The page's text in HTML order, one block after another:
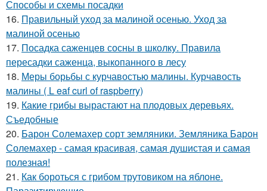
Способы и схемы посадки
16. Правильный уход за малиной осенью. Уход за
малиной осенью
17. Посадка саженцев сосны в школку. Правила
пересадки саженца, выкопанного в лесу
18. Меры борьбы с курчавостью малины. Курчавость
малины ( L eaf curl of raspberry)
19. Какие грибы вырастают на плодовых деревьях.
Съедобные
20. Барон Солемахер сорт земляники. Земляника Барон
Солемахер - самая красивая, самая душистая и самая
полезная!
21. Как бороться с грибом трутовиком на яблоне.